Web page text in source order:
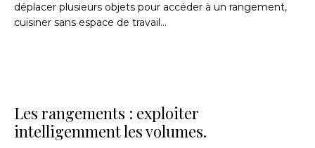
déplacer plusieurs objets pour accéder à un rangement,
cuisiner sans espace de travail…
Les rangements : exploiter
intelligemment les volumes.